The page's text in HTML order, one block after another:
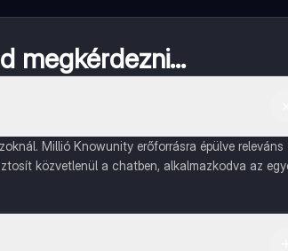
megkérdezni...
Millió Knowunity erőforrásra épülve releváns
közvetlenül a chatben, alkalmazkodva az